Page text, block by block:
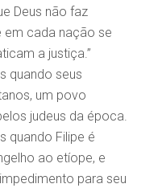
Deus não faz
em cada nação se
a justiça.”
quando seus
um povo
judeus da época.
quando Filipe é
ao etíope, e
para seu